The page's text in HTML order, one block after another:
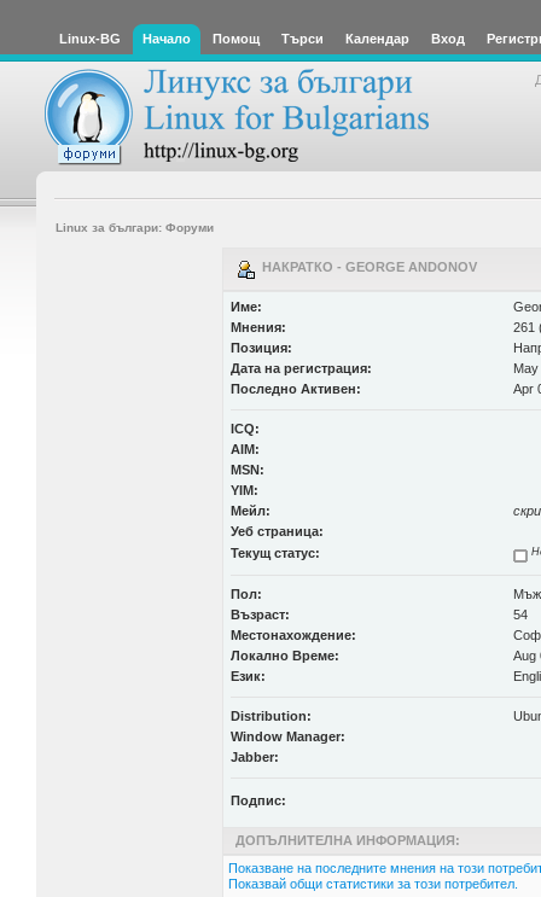
Linux-BG Начало Помощ Търси Календар Вход
Linux за българи: Форуми
НАКРАТКО - GEORGE ANDONOV
Име:
Мнения:
261
Позиция:
Дата на регистрация:
May
Последно Активен:
Apr
ICQ:
AIM:
MSN:
YIM:
Мейл:
Уеб страница:
Текущ статус:
Пол:
Мъж
Възраст:
54
Местонахождение:
Локално Време:
Aug
Език:
Distribution:
Window Manager:
Jabber:
Подпис:
ДОПЪЛНИТЕЛНА ИНФОРМАЦИЯ:
Показване на последните мнения на този
Показвай общи статистики за този потребител.